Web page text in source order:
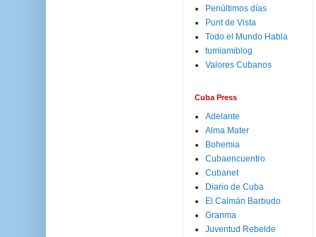
Penúltimos días
Punt de Vista
Todo el Mundo Habla
tumiamiblog
Valores Cubanos
Cuba Press
Adelante
Alma Mater
Bohemia
Cubaencuentro
Cubanet
Diario de Cuba
El Caimán Barbudo
Granma
Juventud Rebelde